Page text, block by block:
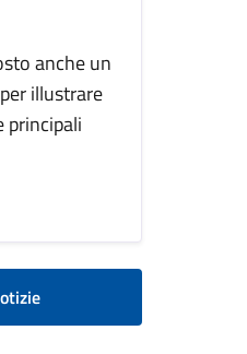
anche un
illustrare
principali